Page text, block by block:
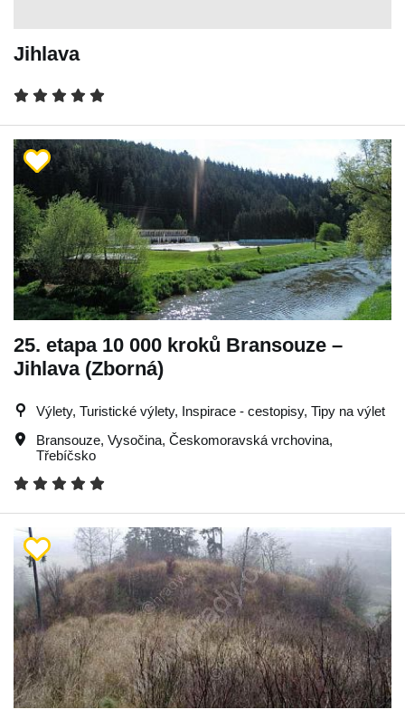
Jihlava
25. etapa 10 000 kroků Bransouze –
Jihlava (Zborná)
Výlety, Turistické výlety, Inspirace - cestopisy, Tipy na výlet
Bransouze, Vysočina, Českomoravská vrchovina,
Třebíčsko